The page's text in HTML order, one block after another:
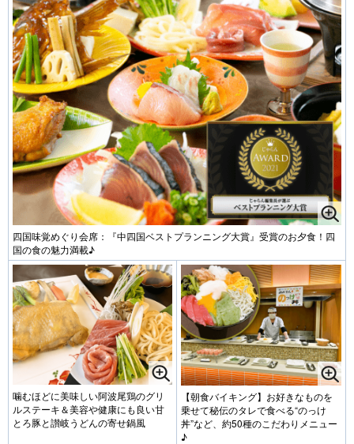
四国味覚めぐり会席：『中四国ベストプランニング大賞』受賞のお夕食！四
国の食の魅力満載♪
噛むほどに美味しい阿波尾鶏のグリ
ルステーキ＆美容や健康にも良い甘
とろ豚と讃岐うどんの寄せ鍋風
【朝食バイキング】お好きなものを
乗せて秘伝のタレで食べる“のっけ
丼”など、約50種のこだわりメニュー
♪